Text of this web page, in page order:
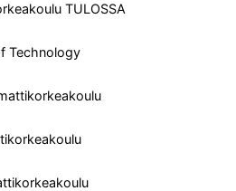
TULOSSA
Technology